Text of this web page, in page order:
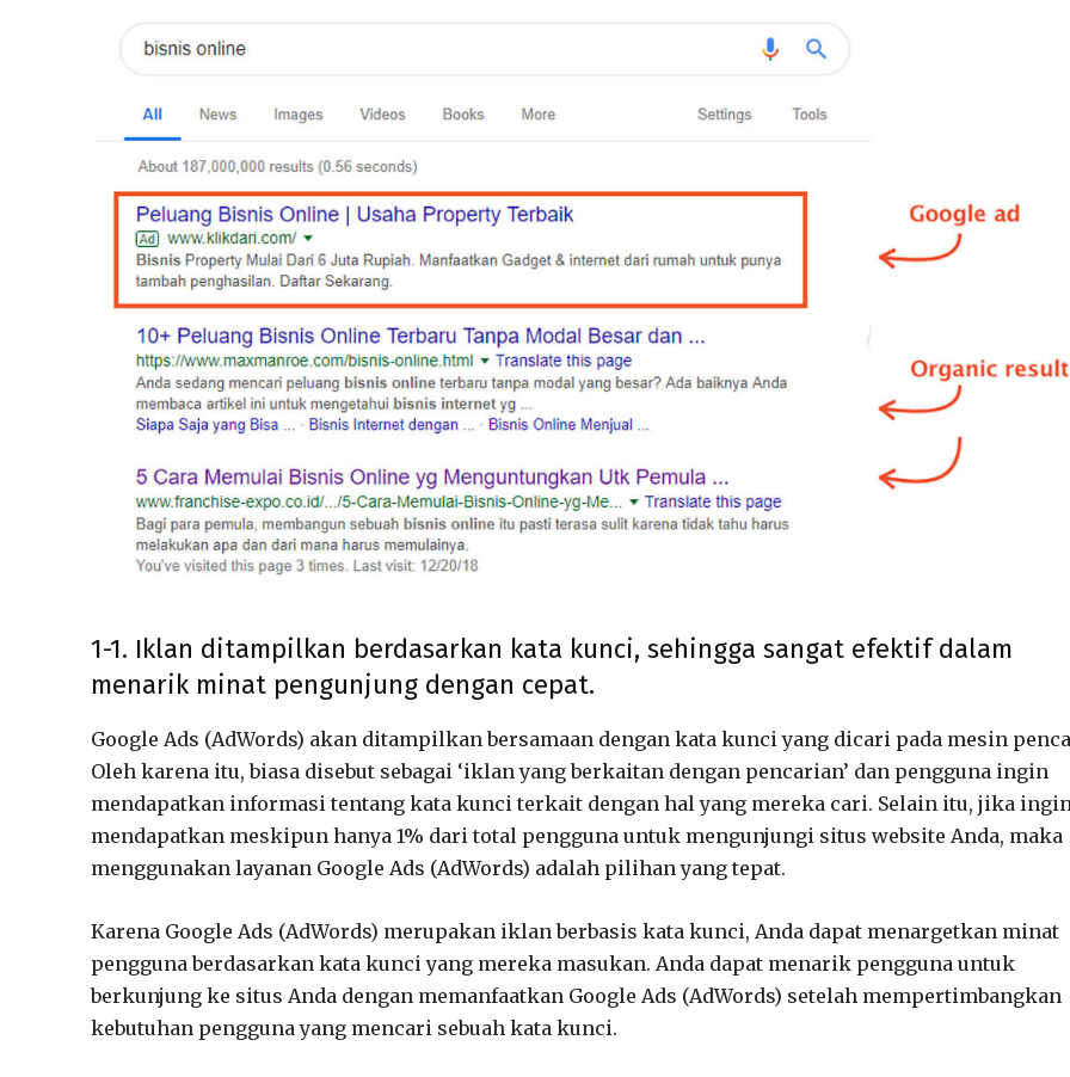
1-1. Iklan ditampilkan berdasarkan kata kunci, sehingga sangat efektif dalam
menarik minat pengunjung dengan cepat.
Google Ads (AdWords) akan ditampilkan bersamaan dengan kata kunci yang dicari pada mesin
Oleh karena itu, biasa disebut sebagai ‘iklan yang berkaitan dengan pencarian’ dan pengguna ingin
mendapatkan informasi tentang kata kunci terkait dengan hal yang mereka cari. Selain itu, jika
mendapatkan meskipun hanya 1% dari total pengguna untuk mengunjungi situs website Anda, maka
menggunakan layanan Google Ads (AdWords) adalah pilihan yang tepat.
Karena Google Ads (AdWords) merupakan iklan berbasis kata kunci, Anda dapat menargetkan minat
pengguna berdasarkan kata kunci yang mereka masukan. Anda dapat menarik pengguna untuk
berkunjung ke situs Anda dengan memanfaatkan Google Ads (AdWords) setelah mempertimbangkan
kebutuhan pengguna yang mencari sebuah kata kunci.